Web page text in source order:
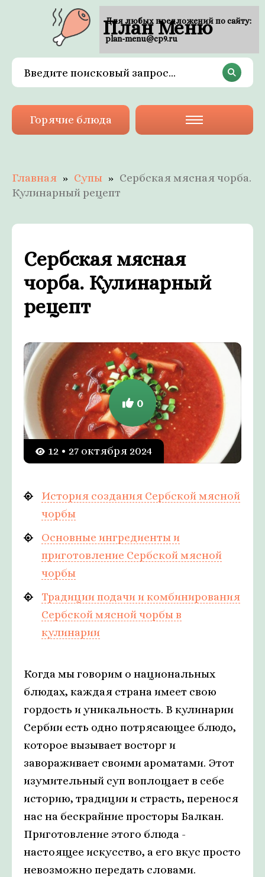
План Меню
Горячие блюда
Главная Супы
Сербская мясная чорба.
Кулинарный рецепт
Сербская мясная
чорба. Кулинарный
рецепт
12 • 27 октября 2024
0
История создания Сербской мясной
чорбы
Основные ингредиенты и
приготовление Сербской мясной
чорбы
Традиции подачи и комбинирования
Сербской мясной чорбы в
кулинарии
Когда мы говорим о национальных
блюдах, каждая страна имеет свою
гордость и уникальность. В кулинарии
Сербии есть одно потрясающее блюдо,
которое вызывает восторг и
завораживает своими ароматами. Этот
изумительный суп воплощает в себе
историю, традиции и страсть, перенося
нас на бескрайние просторы Балкан.
Приготовление этого блюда -
настоящее искусство, а его вкус просто
невозможно передать словами.
Для любых предложений по сайту:
plan-menu@cp9.ru